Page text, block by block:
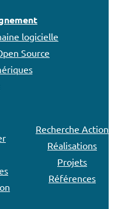
logicielle
Source
Recherche Action
Réalisations
Projets
Références